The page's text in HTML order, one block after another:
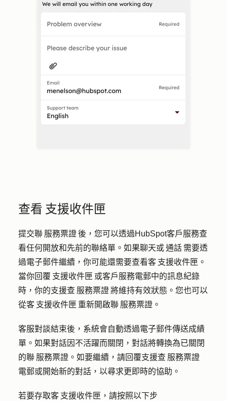
查看 支援收件匣
提交聯 服務票證 後，您可以透過HubSpot客戶服務查
看任何開放和先前的聯絡單。如果聊天或 通話 需要透
過電子郵件繼續，你可能還需要查看客 支援收件匣。
當你回覆 支援收件匣 或客戶服務電郵中的訊息紀錄
時，你的支援查 服務票證 將維持有效狀態。您也可以
從客 支援收件匣 重新開啟聯 服務票證。
客服對談結束後，系統會自動透過電子郵件傳送成績
單。如果對話因不活躍而關閉，對話將轉換為已關閉
的聯 服務票證。如要繼續，請回覆支援查 服務票證
電郵或開始新的對話，以尋求更即時的協助。
若要存取客 支援收件匣，請按照以下步